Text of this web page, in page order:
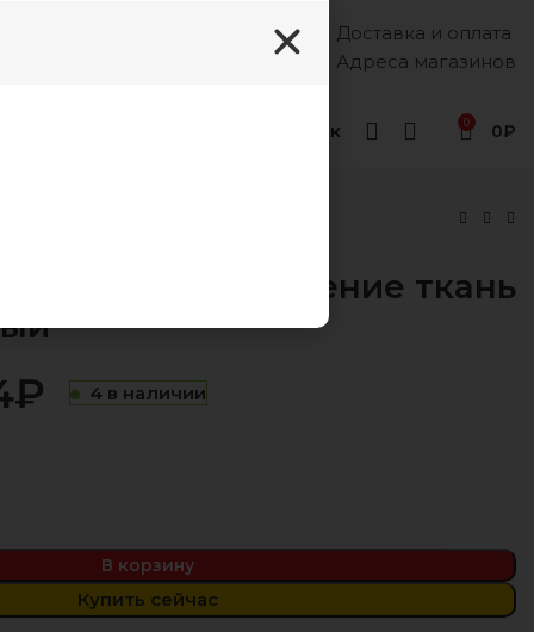
Доставка и оплата
Адреса магазинов
Геленджик 0 0₽
Черный, сидение ткань
₽ 4 в наличии
В корзину
Купить сейчас